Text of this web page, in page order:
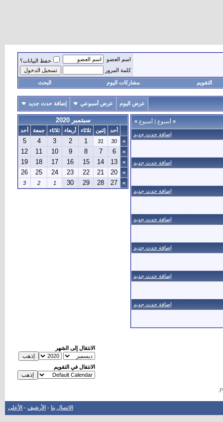
اسم العضو
حفظ البيانات؟
كلمة المرور
التقويم مشاركات اليوم البحث
عرض اليوم عرض أسبوعي إضافة حدث جديد
« أسبوع | أسبوع »
إضافة حدث جديد
إضافة حدث جديد
إضافة حدث جديد
إضافة حدث جديد
إضافة حدث جديد
إضافة حدث جديد
إضافة حدث جديد
سبتمبر 2020
أحد إثنين ثلاثاء أربعاء ثلاثاء جمعة
أحد
>
30
31
1
2
3
4
5
>
6
7
8
9
10
11
12
>
13
14
15
16
17
18
19
>
20
21
22
23
24
25
26
>
27
28
29
30
1
2
3
الانتقال إلى الشهر
الانتقال في التقويم
الاتصال بنا - الأرشيف - الأعلى